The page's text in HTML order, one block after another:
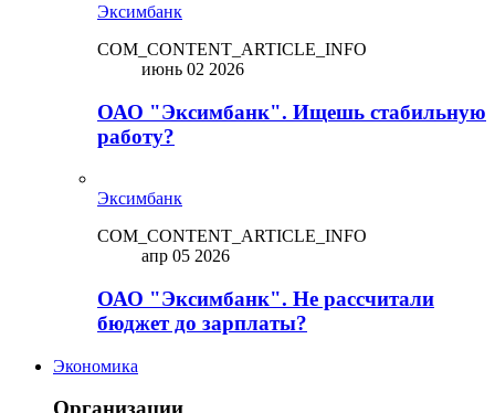
Эксимбанк
COM_CONTENT_ARTICLE_INFO
июнь 02 2026
ОАО "Эксимбанк". Ищешь стабильную
работу?
Эксимбанк
COM_CONTENT_ARTICLE_INFO
апр 05 2026
ОАО "Эксимбанк". Не рассчитали
бюджет до зарплаты?
Экономика